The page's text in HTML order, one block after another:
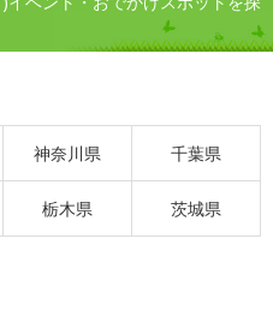
神奈川県 千葉県
栃木県 茨城県